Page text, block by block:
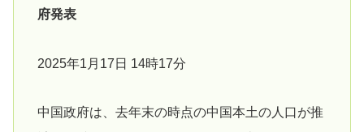
府発表
2025年1月17日 14時17分
中国政府は、去年末の時点の中国本土の人口が推